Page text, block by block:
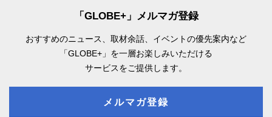
「GLOBE+」メルマガ登録
おすすめのニュース、取材余話、 イベントの優先案内など
「GLOBE+」を一層お楽しみいただける
サービスをご提供します。
メルマガ登録